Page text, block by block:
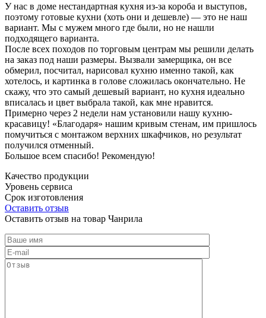
У нас в доме нестандартная кухня из-за короба и выступов,
поэтому готовые кухни (хоть они и дешевле) — это не наш
вариант. Мы с мужем много где были, но не нашли
подходящего варианта.
После всех походов по торговым центрам мы решили делать
на заказ под наши размеры. Вызвали замерщика, он все
обмерил, посчитал, нарисовал кухню именно такой, как
хотелось, и картинка в голове сложилась окончательно. Не
скажу, что это самый дешевый вариант, но кухня идеально
вписалась и цвет выбрала такой, как мне нравится.
Примерно через 2 недели нам установили нашу кухню-
красавицу! «Благодаря» нашим кривым стенам, им пришлось
помучиться с монтажом верхних шкафчиков, но результат
получился отменный.
Большое всем спасибо! Рекомендую!
Качество продукции
Уровень сервиса
Срок изготовления
Оставить отзыв
Оставить отзыв на товар Чанрила